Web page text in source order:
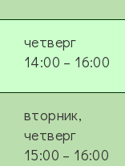
четверг
14:00 – 16:00
вторник,
четверг
15:00 – 16:00